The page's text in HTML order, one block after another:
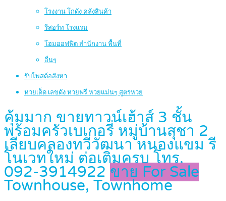
โรงงาน โกดัง คลังสินค้า
รีสอร์ท โรงแรม
โฮมออฟฟิต สำนักงาน พื้นที่
อื่นๆ
รับโพสต์อสังหา
หวยเด็ด เลขดัง หวยฟรี หวยแม่นๆ สูตรหวย
คุ้มมาก ขายทาวน์เฮ้าส์ 3 ชั้น
พร้อมครัวเบเกอรี่ หมู่บ้านสุชา 2
เลียบคลองทวีวัฒนา หนองแขม รี
โนเวทใหม่ ต่อเติมครบ โทร.
092-3914922 ขาย For Sale
Townhouse, Townhome